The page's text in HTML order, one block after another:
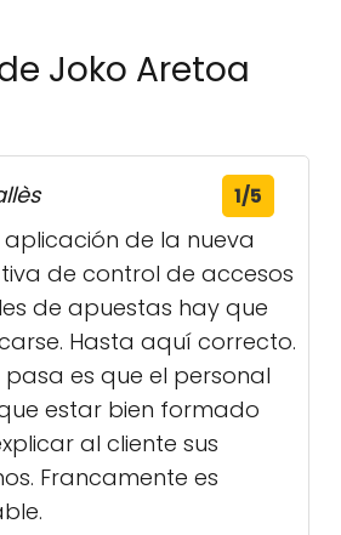
Joko Aretoa
1/5
de la nueva
de control de accesos
de apuestas hay que
Hasta aquí correcto.
pasa es que el personal
estar bien formado
al cliente sus
Francamente es